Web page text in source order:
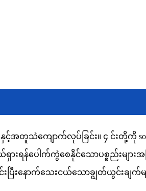
သဲကျောက်လုပ်ခြင်း။ ၄ င်းတို့ကို soda
ဖယ်ရှားရန်ပေါက်ကွဲစေနိုင်သောပစ္စည်းမ
ြီးနောက်သေးငယ်သောချွတ်ယွင်းချက်မ